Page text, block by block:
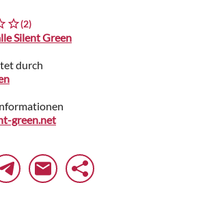
(2)
Silent Green
durch
green.net